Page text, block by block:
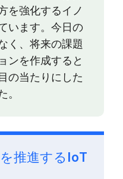
を強化するイノ
います。今日の
く、将来の課題
ンを作成すると
の当たりにした
。
推進するIoT